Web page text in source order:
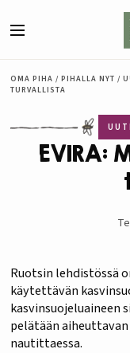
OMA PIHA / PIHALLA NYT /
TURVALLISTA
EVIRA:
Ruotsin lehdistössä on kohuttu mansikanviljelyssä
käytettävän
kasvinsuojeluaineen
pelätään
nautittaessa.